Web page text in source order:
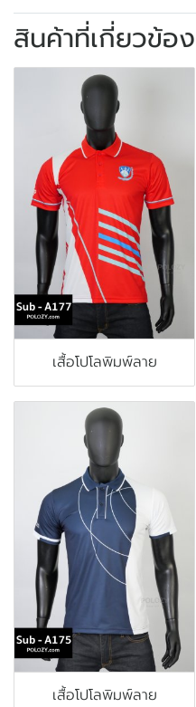
สินค้าที่เกี่ยวข้อง
เสื้อโปโลพิมพ์ลาย
เสื้อโปโลพิมพ์ลาย